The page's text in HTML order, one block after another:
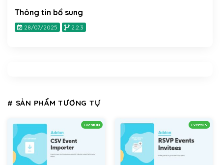
Thông tin bổ sung
28/07/2025 2.2.3
# SẢN PHẨM TƯƠNG TỰ
EventON EventON